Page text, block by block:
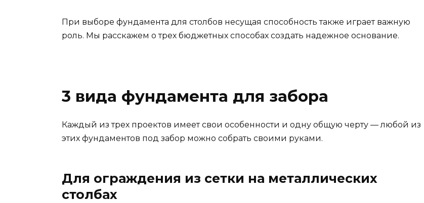
При выборе фундамента для столбов несущая способность также играет важную
роль. Мы расскажем о трех бюджетных способах создать надежное основание.
3 вида фундамента для забора
Каждый из трех проектов имеет свои особенности и одну общую черту — любой из
этих фундаментов под забор можно собрать своими руками.
Для ограждения из сетки на металлических
столбах